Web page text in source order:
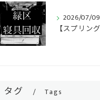
2026/07/09
タグ Tags